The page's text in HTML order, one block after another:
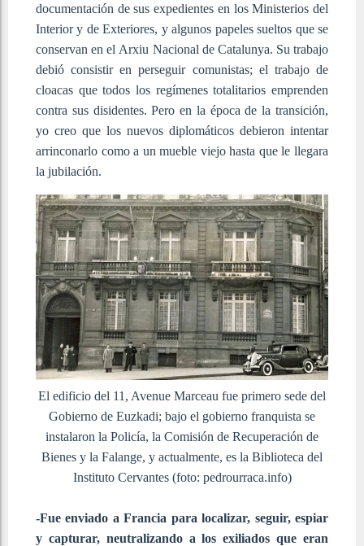
documentación de sus expedientes en los Ministerios del
Interior y de Exteriores, y algunos papeles sueltos que se
conservan en el Arxiu Nacional de Catalunya. Su trabajo
debió consistir en perseguir comunistas; el trabajo de
cloacas que todos los regímenes totalitarios emprenden
contra sus disidentes. Pero en la época de la transición,
yo creo que los nuevos diplomáticos debieron intentar
arrinconarlo como a un mueble viejo hasta que le llegara
la jubilación.
El edificio del 11, Avenue Marceau fue primero sede del
Gobierno de Euzkadi; bajo el gobierno franquista se
instalaron la Policía, la Comisión de Recuperación de
Bienes y la Falange, y actualmente, es la Biblioteca del
Instituto Cervantes (foto: pedrourraca.info)
-Fue enviado a Francia para localizar, seguir, espiar
y capturar, neutralizando a los exiliados que eran